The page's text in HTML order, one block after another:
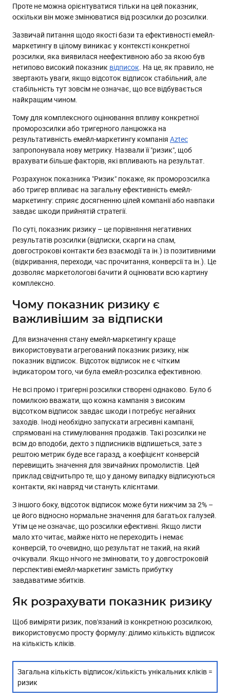
Проте не можна орієнтуватися тільки на цей показник,
оскільки він може змінюватися від розсилки до розсилки.
Зазвичай питання щодо якості бази та ефективності емейл-
маркетингу в цілому виникає у контексті конкретної
розсилки, яка виявилася неефективною або за якою був
нетипово високий показник відписок. На це, як правило, не
звертають уваги, якщо відсоток відписок стабільний, але
стабільність тут зовсім не означає, що все відбувається
найкращим чином.
Тому для комплексного оцінювання впливу конкретної
проморозсилки або тригерного ланцюжка на
результативність емейл-маркетингу компанія Aztec
запропонувала нову метрику. Назвали її "ризик", щоб
врахувати більше факторів, які впливають на результат.
Розрахунок показника "Ризик" покаже, як проморозсилка
або тригер впливає на загальну ефективність емейл-
маркетингу: сприяє досягненню цілей компанії або навпаки
завдає шкоди прийнятій стратегії.
По суті, показник ризику – це порівняння негативних
результатів розсилки (відписки, скарги на спам,
довгострокові контакти без взаємодії та ін.) із позитивними
(відкривання, переходи, час прочитання, конверсії та ін.). Це
дозволяє маркетологові бачити й оцінювати всю картину
комплексно.
Чому показник ризику є
важливішим за відписки
Для визначення стану емейл-маркетингу краще
використовувати агрегований показник ризику, ніж
показник відписок. Відсоток відписок не є чітким
індикатором того, чи була емейл-розсилка ефективною.
Не всі промо і тригерні розсилки створені однаково. Було б
помилкою вважати, що кожна кампанія з високим
відсотком відписок завдає шкоди і потребує негайних
заходів. Іноді необхідно запускати агресивні кампанії,
спрямовані на стимулювання продажів. Такі розсилки не
всім до вподоби, дехто з підписників відпишеться, зате з
рештою метрик буде все гаразд, а коефіцієнт конверсій
перевищить значення для звичайних промолистів. Цей
приклад свідчитьпро те, що у даному випадку відписуються
контакти, які навряд чи стануть клієнтами.
З іншого боку, відсоток відписок може бути нижчим за 2% –
це його відносно нормальне значення для багатьох галузей.
Утім це не означає, що розсилки ефективні. Якщо листи
мало хто читає, майже ніхто не переходить і немає
конверсій, то очевидно, що результат не такий, на який
очікували. Якщо нічого не змінювати, то у довгостроковій
перспективі емейл-маркетинг замість прибутку
завдаватиме збитків.
Як розрахувати показник ризику
Щоб виміряти ризик, пов'язаний із конкретною розсилкою,
використовуємо просту формулу: ділимо кількість відписок
на кількість кліків.
Загальна кількість відписок/кількість унікальних кліків =
ризик